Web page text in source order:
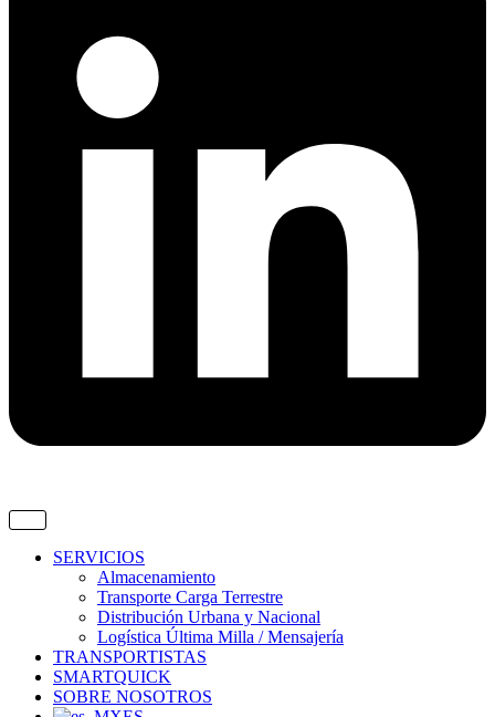
SERVICIOS
Almacenamiento
Transporte Carga Terrestre
Distribución Urbana y Nacional
Logística Última Milla / Mensajería
TRANSPORTISTAS
SMARTQUICK
SOBRE NOSOTROS